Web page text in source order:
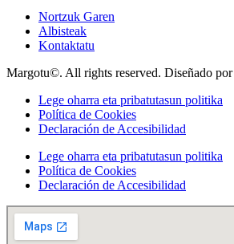
Nortzuk Garen
Albisteak
Kontaktatu
Margotu©. All rights reserved. Diseñado por
Lege oharra eta pribatutasun politika
Política de Cookies
Declaración de Accesibilidad
Lege oharra eta pribatutasun politika
Política de Cookies
Declaración de Accesibilidad